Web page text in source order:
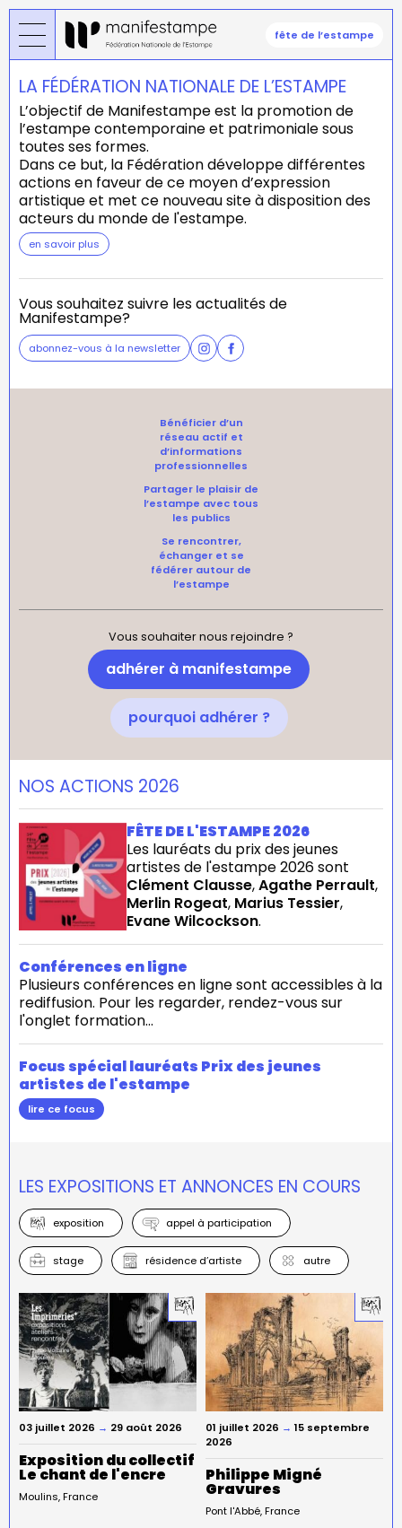
Aller
au
contenu
principal
fête de l’estampe
LA FÉDÉRATION NATIONALE DE L’ESTAMPE
L’objectif de Manifestampe est la promotion de
l’estampe contemporaine et patrimoniale sous
toutes ses formes.
Dans ce but, la Fédération développe différentes
actions en faveur de ce moyen d’expression
artistique et met ce nouveau site à disposition des
acteurs du monde de l'estampe.
en savoir plus
Vous souhaitez suivre les actualités de
Manifestampe?
abonnez-vous à la newsletter
Bénéficier d’un
réseau actif et
d’informations
professionnelles
Partager le plaisir de
l’estampe avec tous
les publics
Se rencontrer,
échanger et se
fédérer autour de
l’estampe
Vous souhaiter nous rejoindre ?
adhérer à manifestampe
pourquoi adhérer ?
NOS ACTIONS 2026
FÊTE DE L'ESTAMPE 2026
Les lauréats du prix des jeunes
artistes de l'estampe 2026 sont
Clément Clausse,Agathe Perrault,
Merlin Rogeat, Marius Tessier,
Evane Wilcockson.
Conférences en ligne
Plusieurs conférences en ligne sont accessibles à la
rediffusion. Pour les regarder, rendez-vous sur
l'onglet formation...
Focus spécial lauréats Prix des jeunes
artistes de l'estampe
lire ce focus
LES EXPOSITIONS ET ANNONCES EN COURS
exposition appel à participation
stage résidence d’artiste autre
03 juillet 2026 → 29 août 2026
Exposition du collectif
Le chant de l'encre
Moulins France
01 juillet 2026 → 15 septembre
2026
Philippe Migné
Gravures
Pont l'Abbé France